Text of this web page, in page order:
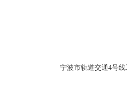
宁波市轨道交通4号